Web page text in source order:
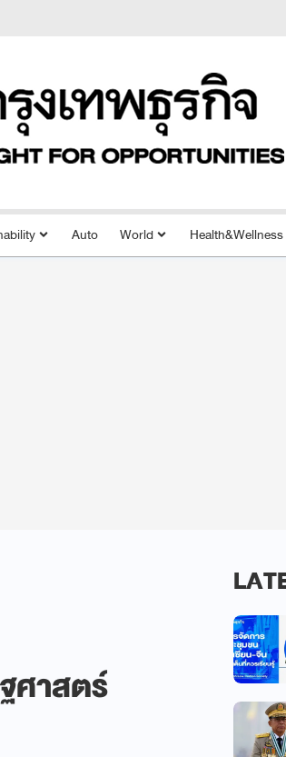
Auto World Health&Wellness
ศาสตร์